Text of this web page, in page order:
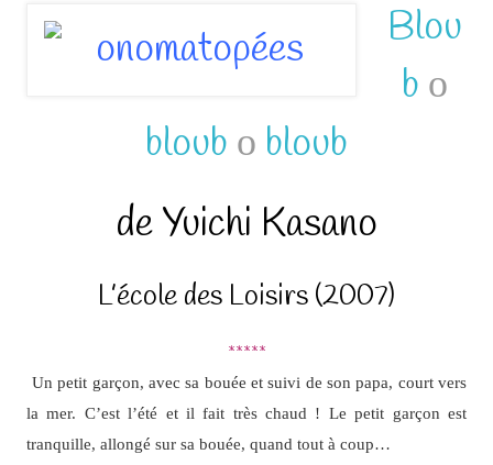
Blou
b ο
bloub ο bloub
de Yuichi Kasano
L’école des Loisirs (2007)
*****
Un petit garçon, avec sa bouée et suivi de son papa, court vers
la mer. C’est l’été et il fait très chaud ! Le petit garçon est
tranquille, allongé sur sa bouée, quand tout à coup…